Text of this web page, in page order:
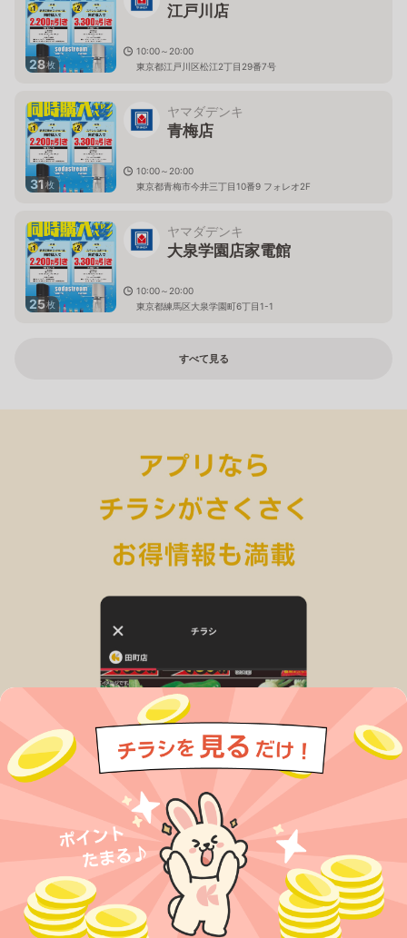
28枚
江戸川店
10:00～20:00
東京都江戸川区松江2丁目29番7号
31枚
ヤマダデンキ
青梅店
10:00～20:00
東京都青梅市今井三丁目10番9 フォレオ2F
25枚
ヤマダデンキ
大泉学園店家電館
10:00～20:00
東京都練馬区大泉学園町6丁目1-1
すべて見る